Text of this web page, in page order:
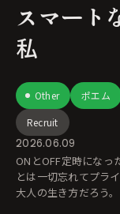
スマート
私
Other
ポエム
Recruit
2026.06.09
ONとOFF定時になっ
とは一切忘れてプラ
大人の生き方だろう